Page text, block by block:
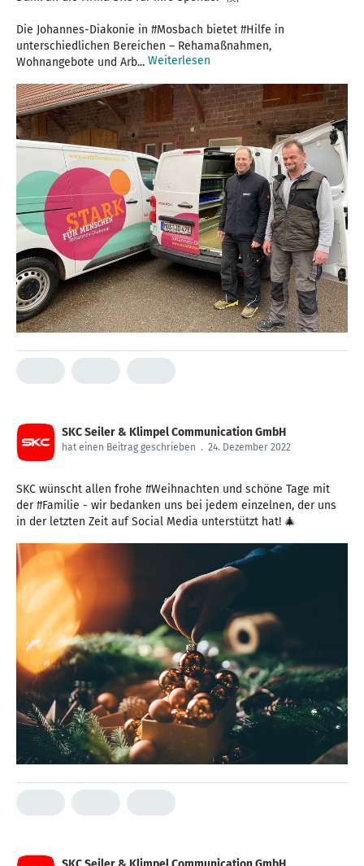
Die Johannes-Diakonie in #Mosbach bietet #Hilfe in
unterschiedlichen Bereichen – Rehamaßnahmen,
Wohnangebote und Arb... Weiterlesen
SKC Seiler & Klimpel Communication GmbH
hat einen Beitrag geschrieben . 24. Dezember 2022
SKC wünscht allen frohe #Weihnachten und schöne Tage mit
der #Familie - wir bedanken uns bei jedem einzelnen, der uns
in der letzten Zeit auf Social Media unterstützt hat! 🎄